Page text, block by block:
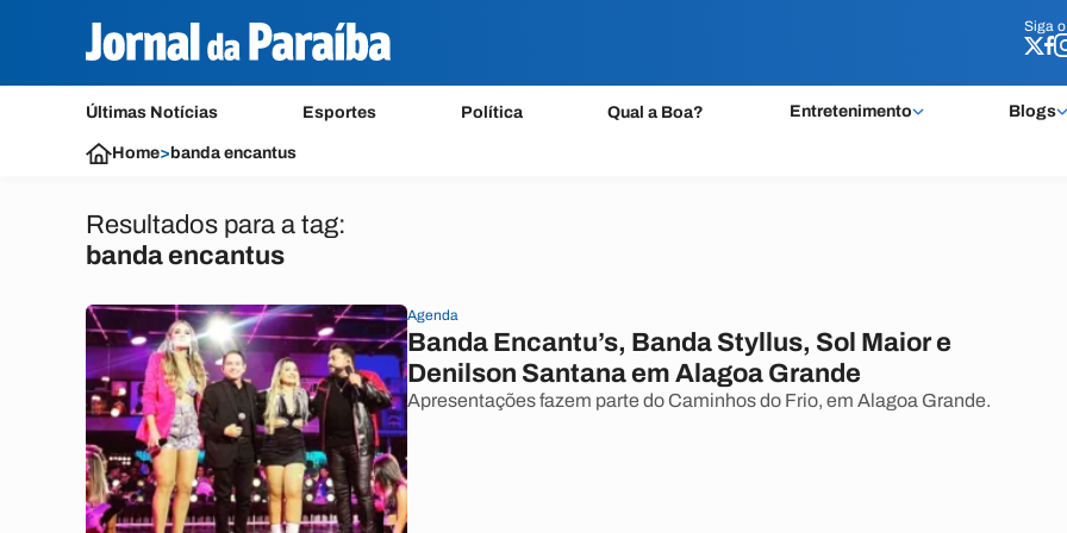
Siga o
Últimas Notícias Esportes Política Qual a Boa? Entretenimento Blogs
Siga o
Home> banda encantus
Resultados para a tag:
banda encantus
Agenda
Banda Encantu’s, Banda Styllus, Sol Maior e
Denilson Santana em Alagoa Grande
Apresentações fazem parte do Caminhos do Frio, em Alagoa Grande.